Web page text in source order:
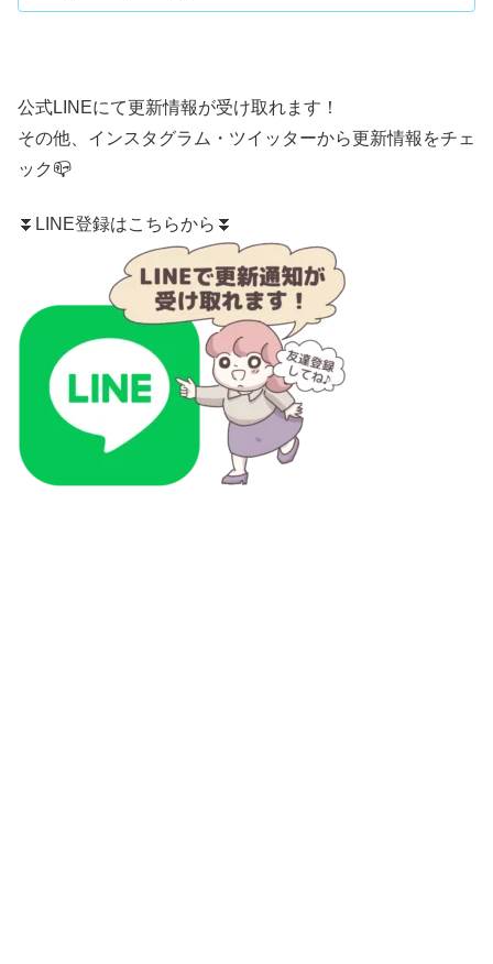
公式LINEにて更新情報が受け取れます！
その他、 インスタグラム ・ ツイッターから更新情報をチェ
ック📪
⏬LINE登録はこちらから⏬